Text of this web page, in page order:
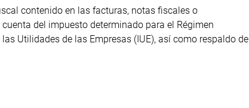
contenido en las facturas, notas fiscales o
del impuesto determinado para el Régimen
Utilidades de las Empresas (IUE), así como respaldo de